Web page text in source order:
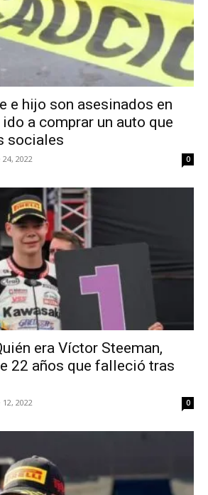
e hijo son asesinados en
ido a comprar un auto que
sociales
2022 0
era Víctor Steeman,
22 años que falleció tras
2022 0